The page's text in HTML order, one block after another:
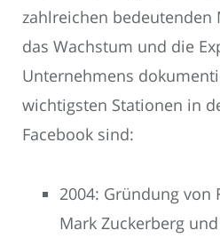
zahlreichen bedeutenden
das Wachstum und die
Unternehmens
wichtigsten Stationen in
Facebook sind:
2004: Gründung von
Mark Zuckerberg